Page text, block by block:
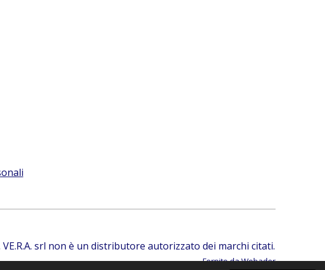
srl non è un distributore autorizzato dei marchi citati.
Fornito daWebador